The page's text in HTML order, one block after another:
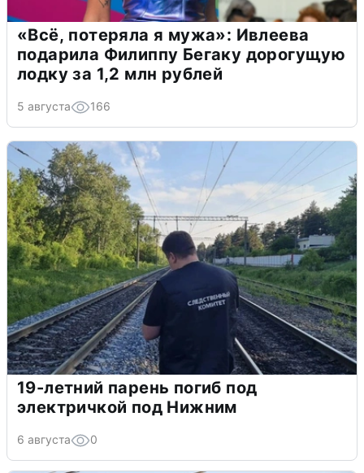
«Всё, потеряла я мужа»: Ивлеева
подарила Филиппу Бегаку дорогущую
лодку за 1,2 млн рублей
5 августа 166
19-летний парень погиб под
электричкой под Нижним
6 августа 0